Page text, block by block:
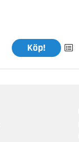
Köp!